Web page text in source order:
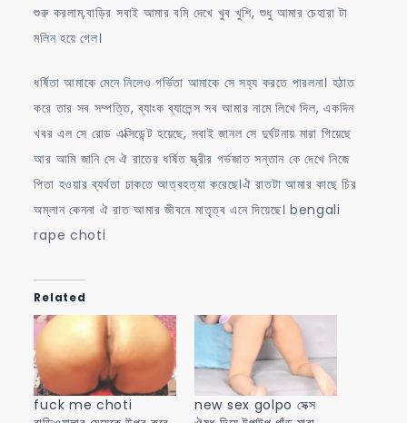
শুরু করলাম,বাড়ির সবাই আমার বমি দেখে খুব খুশি, শুধু আমার চেহারা টা
মলিন হয়ে গেল।
ধর্ষিতা আমাকে মেনে নিলেও গর্ভিতা আমাকে সে সহ্য করতে পারলনা। হঠাত
করে তার সব সম্পত্তি, ব্যাংক ব্যালেন্স সব আমার নামে লিখে দিল, একদিন
খবর এল সে রোড এক্সিডেন্ট হয়েছে, সবাই জানল সে দুর্ঘটনায় মারা গিয়েছে
আর আমি জানি সে ঐ রাতের ধর্ষিত স্ত্রীর গর্ভজাত সন্তান কে দেখে নিজে
পিতা হওয়ার ব্যর্থতা ঢাকতে আত্বহত্যা করেছে।ঐ রাতটা আমার কাছে চির
অম্লান কেননা ঐ রাত আমার জীবনে মাতৃত্ব এনে দিয়েছে। bengali
rape choti
Related
fuck me choti
new sex golpo সেক্স